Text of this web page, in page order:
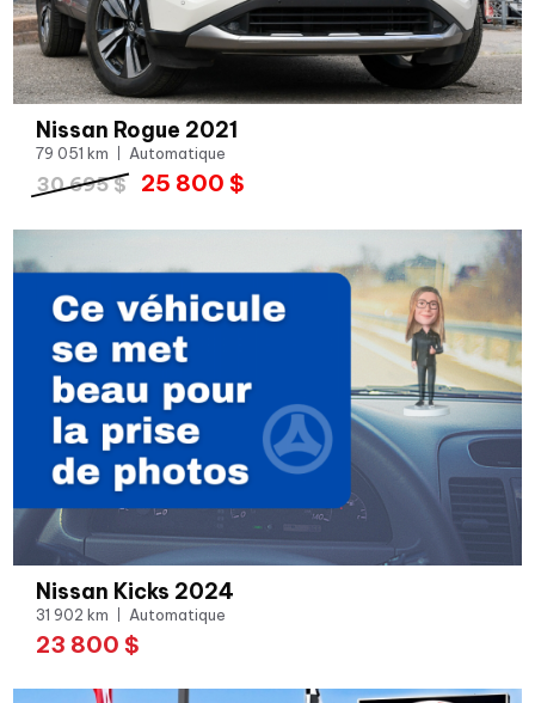
Nissan Rogue 2021
79 051 km Automatique
30 695 $ 25 800 $
Nissan Kicks 2024
31 902 km Automatique
23 800 $